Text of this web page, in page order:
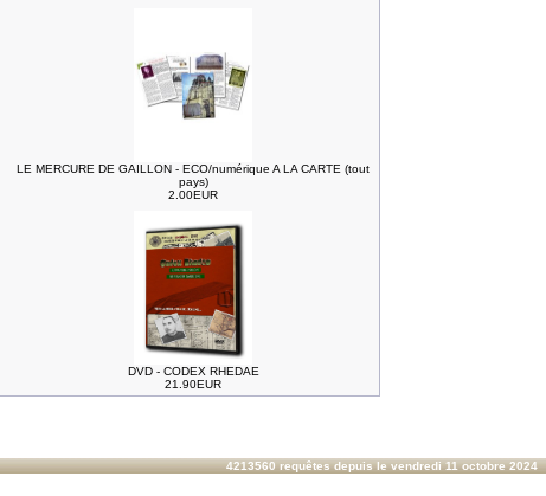
LE MERCURE DE GAILLON - ECO/numérique A LA CARTE (tout
pays)
2.00EUR
DVD - CODEX RHEDAE
21.90EUR
4213560 requêtes depuis le vendredi 11 octobre 2024